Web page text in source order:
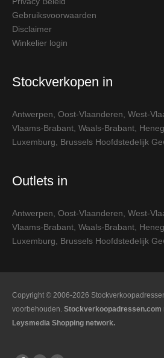
Gebruiksvoorwaarden
Disclaimer
Winkelier login
Stockverkopen in
Antwerpen Oost-Vlaanderen West-
Vlaams-Brabant Waals-Brabant
Luxemburg
Brussels Hoofdstedelijk
Outlets in
Antwerpen Oost-Vlaanderen West-
Vlaams-Brabant Waals-Brabant
Luxemburg
Brussels Hoofdstedelijk
Copyright © 2006-2026
voorbehouden. Stockverkoopadressen.com
Leysmedia Shopping network.